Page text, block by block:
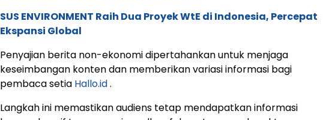
SUS ENVIRONMENT Raih Dua Proyek WtE di Indonesia, Percepat
Ekspansi Global
Penyajian berita non-ekonomi dipertahankan untuk menjaga
keseimbangan konten dan memberikan variasi informasi bagi
pembaca setia Hallo.id.
Langkah ini memastikan audiens tetap mendapatkan informasi